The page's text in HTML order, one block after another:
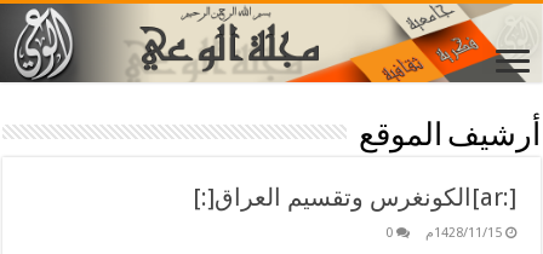
أرشيف الموقع
[:ar]الكونغرس وتقسيم العراق[:]
1428/11/15م 0